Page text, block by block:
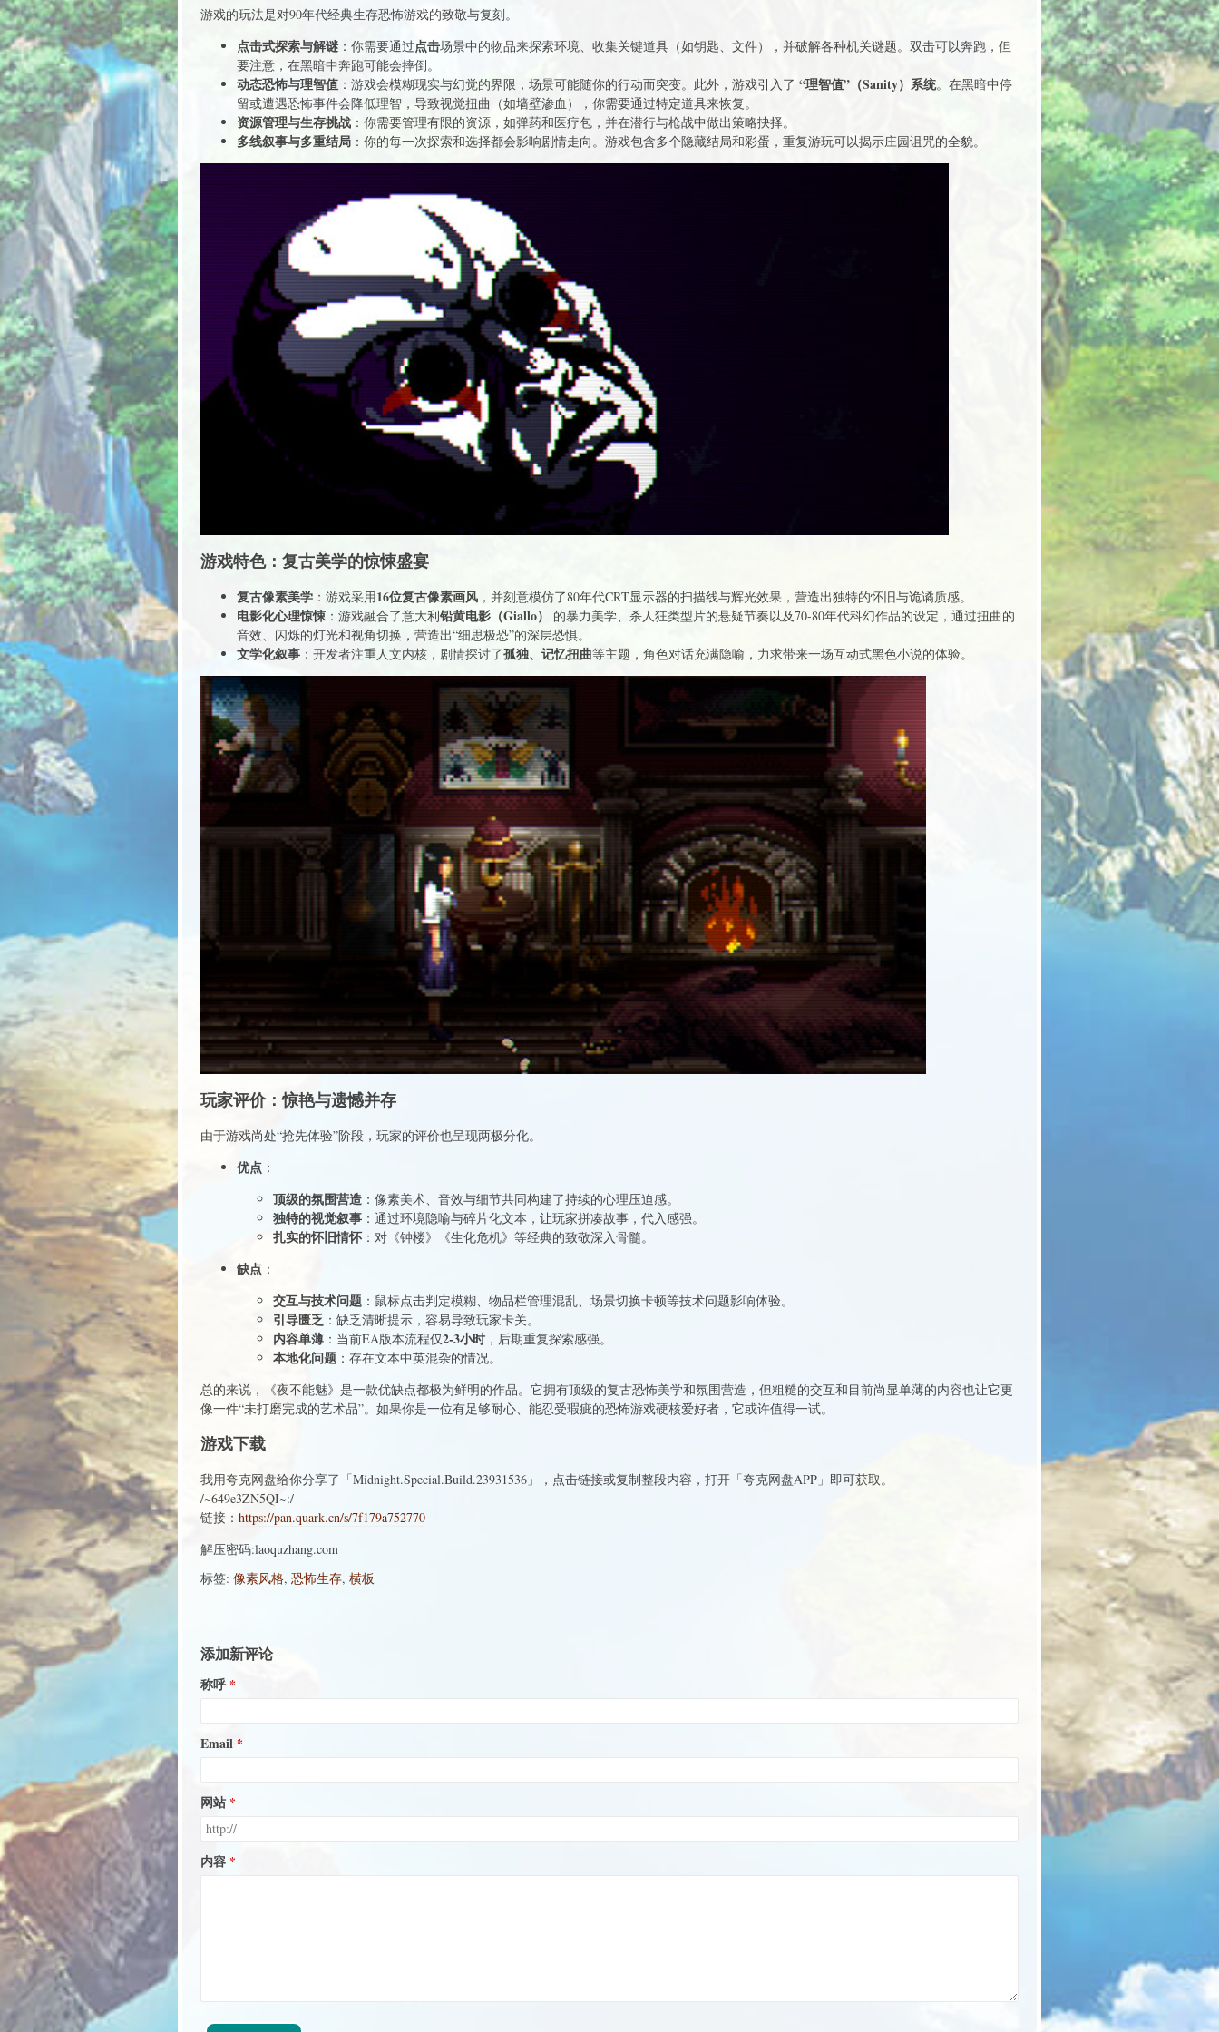
游戏的玩法是对90年代经典生存恐怖游戏的致敬与复刻。
点击式探索与解谜 ：你需要通过点击场景中的物品来探索环境、收集关键道具（如钥匙、文件），并破解各种机关谜题。双击可以奔跑，但
要注意，在黑暗中奔跑可能会摔倒。
动态恐怖与理智值 ：游戏会模糊现实与幻觉的界限，场景可能随你的行动而突变。此外，游戏引入了 “理智值”（Sanity）系统。在黑暗中停
留或遭遇恐怖事件会降低理智，导致视觉扭曲（如墙壁渗血），你需要通过特定道具来恢复。
资源管理与生存挑战 ：你需要管理有限的资源，如弹药和医疗包，并在潜行与枪战中做出策略抉择。
多线叙事与多重结局 ：你的每一次探索和选择都会影响剧情走向。游戏包含多个隐藏结局和彩蛋，重复游玩可以揭示庄园诅咒的全貌。
游戏特色：复古美学的惊悚盛宴
复古像素美学 ：游戏采用16位复古像素画风 ，并刻意模仿了80年代CRT显示器的扫描线与辉光效果，营造出独特的怀旧与诡谲质感。
电影化心理惊悚：游戏融合了意大利铅黄电影（Giallo）
的暴力美学、杀人狂类型片的悬疑节奏以及70-80年代科幻作品的设定，通过扭曲的
音效、闪烁的灯光和视角切换，营造出“细思极恐”的深层恐惧。
文学化叙事 ：开发者注重人文内核，剧情探讨了孤独、记忆扭曲等主题，角色对话充满隐喻，力求带来一场互动式黑色小说的体验。
玩家评价：惊艳与遗憾并存
由于游戏尚处“抢先体验”阶段，玩家的评价也呈现两极分化。
优点 ：
顶级的氛围营造 ：像素美术、音效与细节共同构建了持续的心理压迫感。
独特的视觉叙事 ：通过环境隐喻与碎片化文本，让玩家拼凑故事，代入感强。
扎实的怀旧情怀 ：对《钟楼》《生化危机》等经典的致敬深入骨髓。
缺点 ：
交互与技术问题 ：鼠标点击判定模糊、物品栏管理混乱、场景切换卡顿等技术问题影响体验。
引导匮乏 ：缺乏清晰提示，容易导致玩家卡关。
内容单薄 ：当前EA版本流程仅2-3小时 ，后期重复探索感强。
本地化问题 ：存在文本中英混杂的情况。
总的来说，《夜不能魅》是一款优缺点都极为鲜明的作品。它拥有顶级的复古恐怖美学和氛围营造，但粗糙的交互和目前尚显单薄的内容也让它更
像一件“未打磨完成的艺术品”。如果你是一位有足够耐心、能忍受瑕疵的恐怖游戏硬核爱好者，它或许值得一试。
游戏下载
我用夸克网盘给你分享了「Midnight.Special.Build.23931536」，点击链接或复制整段内容，打开「夸克网盘APP」即可获取。
/~649e3ZN5QI~:/
链接： https://pan.quark.cn/s/7f179a752770
解压密码:laoquzhang.com
标签: 像素风格, 恐怖生存, 横板
添加新评论
称呼
Email
网站
内容